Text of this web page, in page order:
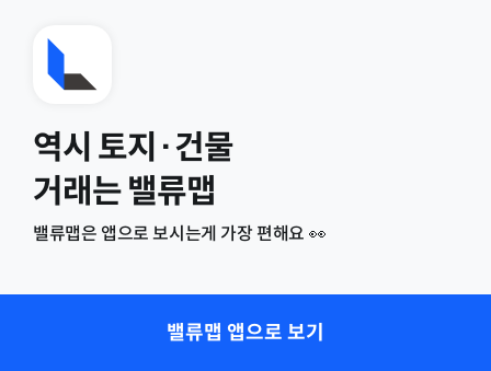
역시 토지·건물
거래는 밸류맵
밸류맵은 앱으로 보시는게 가장 편해요 👀
밸류맵 앱으로 보기